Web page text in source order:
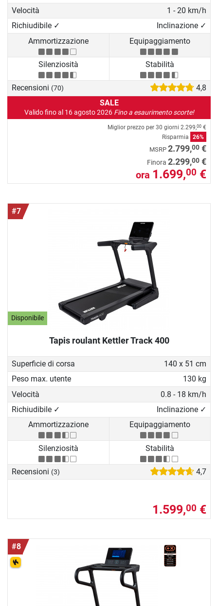
Velocità
1 - 20 km/h
Richiudibile ✓
Inclinazione ✓
Ammortizzazione
Equipaggiamento
Silenziosità Stabilità
Recensioni (70)
4,8
SALE
Valido fino al 16 agosto 2026 Fino a esaurimento scorte!
Miglior prezzo per 30 giorni 2.299,00 €
Risparmia
26%
MSRP 2.799,00 €
Finora 2.299,00 €
ora 1.699,00 €
#7
Disponibile
Tapis roulant Kettler Track 400
Superficie di corsa
140 x 51 cm
Peso max. utente
130 kg
Velocità
0.8 - 18 km/h
Richiudibile ✓
Inclinazione ✓
Ammortizzazione
Equipaggiamento
Silenziosità Stabilità
Recensioni (3) 4,7
1.599,00 €
#8